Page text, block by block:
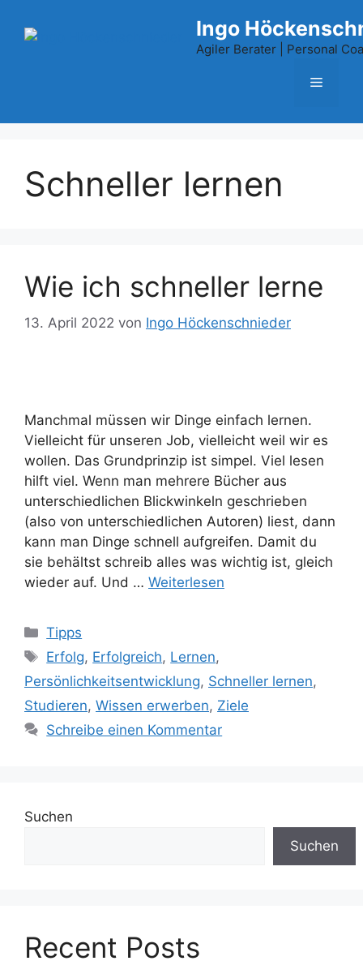
Inhalt
Ingo
Agiler Berater | Personal
Menü
Schneller lernen
Wie ich schneller lerne
13. April 2022 von Ingo Höckenschnieder
Manchmal müssen wir Dinge einfach lernen.
Vielleicht für unseren Job, vielleicht weil wir es
wollen. Das Grundprinzip ist simpel. Viel lesen
hilft viel. Wenn man mehrere Bücher aus
unterschiedlichen Blickwinkeln geschrieben
(also von unterschiedlichen Autoren) liest, dann
kann man Dinge schnell aufgreifen. Damit du
sie behältst schreib alles was wichtig ist, gleich
wieder auf. Und … Weiterlesen
Kategorien
Tipps
Schlagwörter
Erfolg, Erfolgreich, Lernen,
Persönlichkeitsentwicklung, Schneller lernen,
Studieren, Wissen erwerben, Ziele
Schreibe einen Kommentar
Suchen
Suchen
Recent Posts